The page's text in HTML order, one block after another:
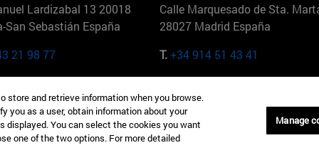
Lardizabal 13 20018
San Sebastián España
21 98 77
Calle Marquesado de Sta.
28027 Madrid España
T.+34 914 51 43 41
St 10019-2201 Nueva York
346 8850
Maria-Theresia-Straße 15
Múnich Alemania
T.+49 89 24209790
store and retrieve information when you browse.
you as a user, obtain information about your
displayed. You can select the cookies you want
one of the two options. For more detailed
Manage